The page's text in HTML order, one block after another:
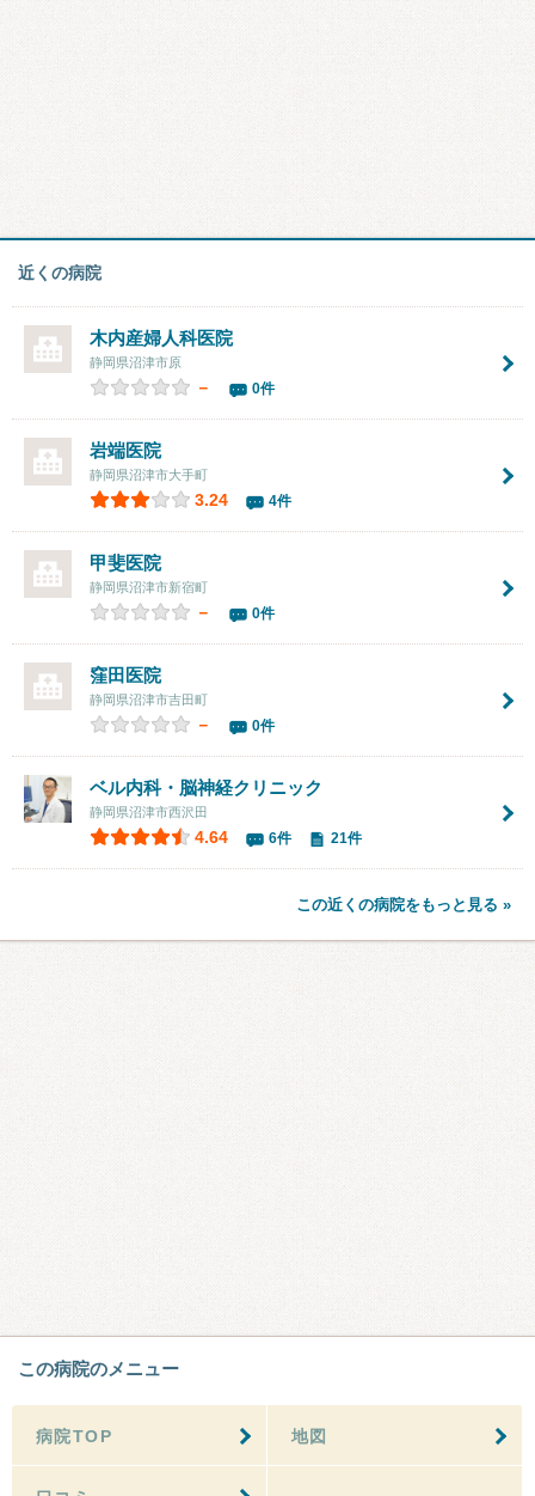
近くの病院
木内産婦人科医院
静岡県沼津市原
－ 0件
岩端医院
静岡県沼津市大手町
3.24 4件
甲斐医院
静岡県沼津市新宿町
－ 0件
窪田医院
静岡県沼津市吉田町
－ 0件
ベル内科・脳神経クリニック
静岡県沼津市西沢田
4.64 6件 21件
この近くの病院をもっと見る »
この病院のメニュー
病院TOP 地図